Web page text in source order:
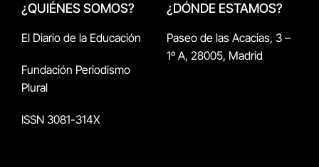
¿QUIÉNES SOMOS?
El Diario de la Educación
Fundación Periodismo
Plural
ISSN 3081-314X
¿DÓNDE ESTAMOS?
Paseo de las Acacias, 3 –
1º A, 28005, Madrid